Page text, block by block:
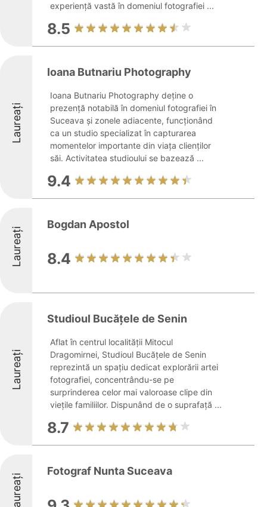
experiență vastă în domeniul fotografiei ...
8.5
Laureați
Ioana Butnariu Photography
Ioana Butnariu Photography deține o
prezență notabilă în domeniul fotografiei în
Suceava și zonele adiacente, funcționând
ca un studio specializat în capturarea
momentelor importante din viața clienților
săi. Activitatea studioului se bazează ...
9.4
Laureați
Bogdan Apostol
8.4
Laureați
Studioul Bucățele de Senin
Aflat în centrul localității Mitocul
Dragomirnei, Studioul Bucățele de Senin
reprezintă un spațiu dedicat explorării artei
fotografiei, concentrându-se pe
surprinderea celor mai valoroase clipe din
viețile familiilor. Dispunând de o suprafață ...
8.7
Laureați
Fotograf Nunta Suceava